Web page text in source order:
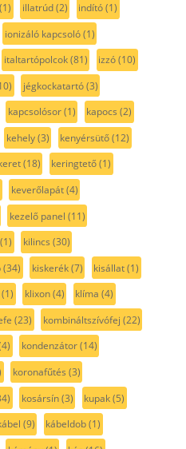
(1) illatrúd(2) indító(1)
ionizáló kapcsoló(1)
italtartópolcok(81) izzó(10)
jégkockatartó(3)
kapcsolósor(1) kapocs (2)
kehely(3) kenyérsütő(12)
(18) keringtető(1)
keverőlapát(4)
kezelő panel (11)
(1) kilincs (30)
(34) kiskerék(7) kisállat(1)
(1) klixon(4) klíma (4)
(23) kombináltszívófej (22)
kondenzátor(14)
koronafűtés (3)
kosársín(3) kupak(5)
(9) kábeldob(1)